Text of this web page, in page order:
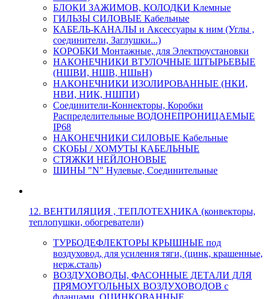
БЛОКИ ЗАЖИМОВ, КОЛОДКИ Клемные
ГИЛЬЗЫ СИЛОВЫЕ Кабельные
КАБЕЛЬ-КАНАЛЫ и Аксессуары к ним (Углы ,
соединители, Заглушки...)
КОРОБКИ Монтажные, для Электроустановки
НАКОНЕЧНИКИ ВТУЛОЧНЫЕ ШТЫРЬЕВЫЕ
(НШВИ, НШВ, НШвН)
НАКОНЕЧНИКИ ИЗОЛИРОВАННЫЕ (НКИ,
НВИ, НИК, НШПИ)
Соединители-Коннекторы, Коробки
Распределительные ВОДОНЕПРОНИЦАЕМЫЕ
IP68
НАКОНЕЧНИКИ СИЛОВЫЕ Кабельные
СКОБЫ / ХОМУТЫ КАБЕЛЬНЫЕ
СТЯЖКИ НЕЙЛОНОВЫЕ
ШИНЫ "N" Нулевые, Соединительные
12. ВЕНТИЛЯЦИЯ , ТЕПЛОТЕХНИКА (конвекторы,
теплопушки, обогреватели)
ТУРБОДЕФЛЕКТОРЫ КРЫШНЫЕ под
воздуховод, для усиления тяги, (цинк, крашенные,
нерж.сталь)
ВОЗДУХОВОДЫ, ФАСОННЫЕ ДЕТАЛИ ДЛЯ
ПРЯМОУГОЛЬНЫХ ВОЗДУХОВОДОВ с
фланцами. ОЦИНКОВАННЫЕ